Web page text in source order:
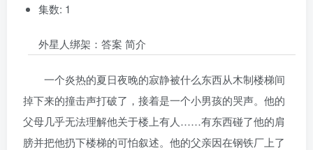
集数: 1
外星人绑架：答案 简介
一个炎热的夏日夜晚的寂静被什么东西从木制楼梯间
掉下来的撞击声打破了，接着是一个小男孩的哭声。他的
父母几乎无法理解他关于楼上有人……有东西碰了他的肩
膀并把他扔下楼梯的可怕叙述。他的父亲因在钢铁厂上了